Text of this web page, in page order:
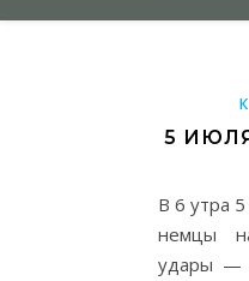
5
В 6 утра
немцы
удары —